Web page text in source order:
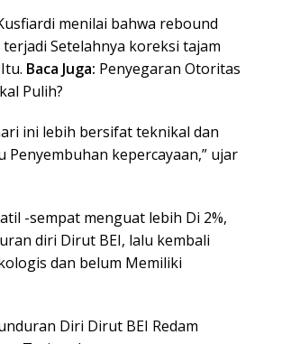
menilai bahwa rebound
Setelahnya koreksi tajam
Baca Juga: Penyegaran Otoritas
Pulih?
ini lebih bersifat teknikal dan
kepercayaan,” ujar
-sempat menguat lebih Di 2%,
diri Dirut BEI, lalu kembali
dan belum Memiliki
Diri Dirut BEI Redam